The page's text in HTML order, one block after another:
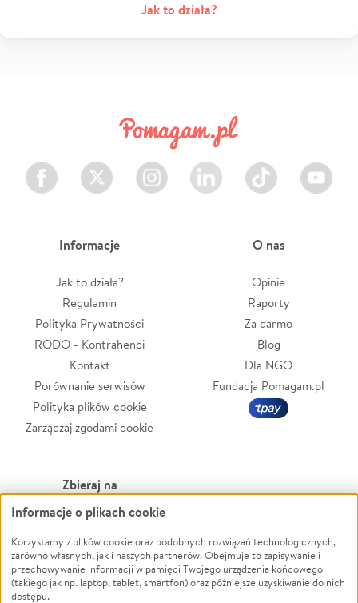
Jak to działa?
Facebook Twitter Instagram LinkedIn TikTok Youtube
Informacje
Jak to działa?
Regulamin
Polityka Prywatności
RODO - Kontrahenci
Kontakt
Porównanie serwisów
Polityka plików cookie
Zarządzaj zgodami cookie
O nas
Opinie
Raporty
Za darmo
Blog
Dla NGO
Fundacja Pomagam.pl
Zbieraj na
Leczenie
Zwierzęta
Pożar
Ukraina
Powódź
Wichura
NGO
Informacje o plikach cookie
Korzystamy z plików cookie oraz podobnych rozwiązań technologicznych,
zarówno własnych, jak i naszych partnerów. Obejmuje to zapisywanie i
przechowywanie informacji w pamięci Twojego urządzenia końcowego
(takiego jak np. laptop, tablet, smartfon) oraz późniejsze uzyskiwanie do nich
dostępu.